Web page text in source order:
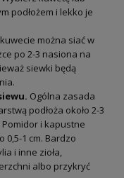
podłożem i lekko je
można siać w
po 2-3 nasiona na
siewki będą
Ogólna zasada
podłoża około 2-3
i kapustne
0,5-1 cm. Bardzo
i inne zioła,
albo przykryć